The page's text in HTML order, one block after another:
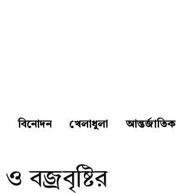
বিনোদন খেলাধুলা আন্তর্জাতিক
বজ্রবৃষ্টির